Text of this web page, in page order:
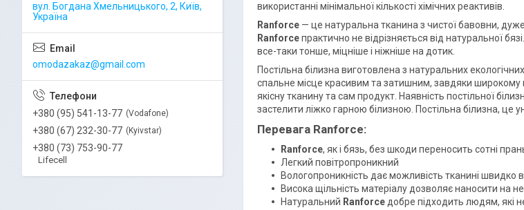
використанні мінімальної кількості хімічних реактивів.
Ranforce — це натуральна тканина з чистої бавовни,
Ranforceпрактично не відрізняється від натуральної
все-таки тонше, міцніше і ніжніше на дотик.
Постільна білизна виготовлена з натуральних
спальне місце красивим та затишним, завдяки широкому
якісну тканину та сам продукт. Наявність постільної
застелити ліжко гарною білизною. Постільна білизна, це
Перевага Ranforce:
Ranforce, як і бязь, без шкоди переносить сотні
Легкий повітропроникний
Вологопроникність дає можливість тканині швидко
Висока щільність матеріалу дозволяє наносити на
Натуральний Ranforce добре підходить людям, які
вул. Богдана Хмельницького, 2, Київ,
Україна
omodazakaz@gmail.com
+380 (95) 541-13-77 Vodafone
+380 (67) 232-30-77 Kyivstar
+380 (73) 753-90-77
Lifecell